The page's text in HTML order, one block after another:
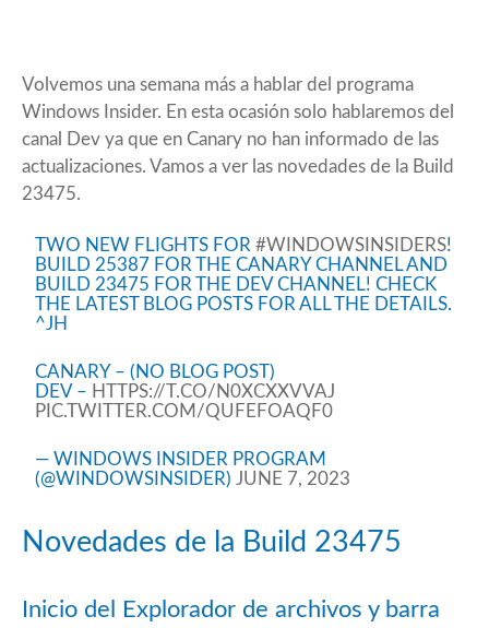
Volvemos una semana más a hablar del programa
Windows Insider. En esta ocasión solo hablaremos del
canal Dev ya que en Canary no han informado de las
actualizaciones. Vamos a ver las novedades de la Build
23475.
TWO NEW FLIGHTS FOR#WINDOWSINSIDERS!
BUILD 25387 FOR THE CANARY CHANNEL AND
BUILD 23475 FOR THE DEV CHANNEL! CHECK
THE LATEST BLOG POSTS FOR ALL THE DETAILS.
^JH
CANARY – (NO BLOG POST)
DEV – HTTPS://T.CO/N0XCXXVVAJ
PIC.TWITTER.COM/QUFEFOAQF0
— WINDOWS INSIDER PROGRAM
(@WINDOWSINSIDER) JUNE 7, 2023
Novedades de la Build 23475
Inicio del Explorador de archivos y barra